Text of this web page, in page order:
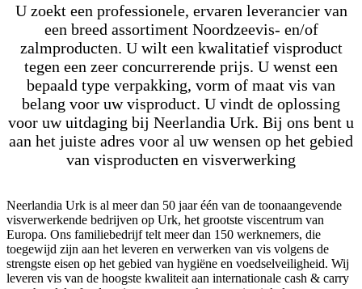
U zoekt een professionele, ervaren leverancier van
een breed assortiment Noordzeevis- en/of
zalmproducten. U wilt een kwalitatief visproduct
tegen een zeer concurrerende prijs. U wenst een
bepaald type verpakking, vorm of maat vis van
belang voor uw visproduct. U vindt de oplossing
voor uw uitdaging bij Neerlandia Urk. Bij ons bent u
aan het juiste adres voor al uw wensen op het gebied
van visproducten en visverwerking
Neerlandia Urk is al meer dan 50 jaar één van de toonaangevende
visverwerkende bedrijven op Urk, het grootste viscentrum van
Europa. Ons familiebedrijf telt meer dan 150 werknemers, die
toegewijd zijn aan het leveren en verwerken van vis volgens de
strengste eisen op het gebied van hygiëne en voedselveiligheid. Wij
leveren vis van de hoogste kwaliteit aan internationale cash & carry